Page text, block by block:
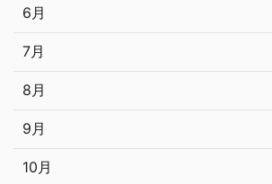
6月
7月
8月
9月
10月